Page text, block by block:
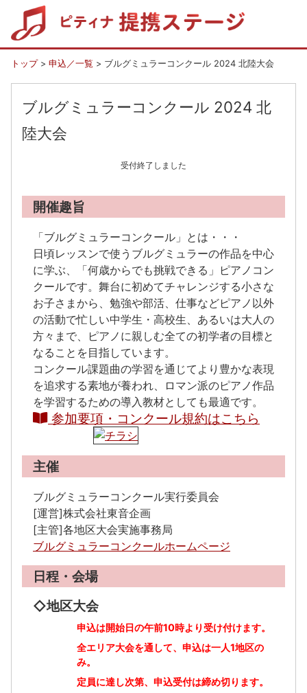
トップ> 申込／一覧 > ブルグミュラーコンクール 2024 北陸大会
ブルグミュラーコンクール 2024 北
陸大会
受付終了しました
開催趣旨
「ブルグミュラーコンクール」とは・・・
日頃レッスンで使うブルグミュラーの作品を中心
に学ぶ、「何歳からでも挑戦できる」ピアノコン
クールです。舞台に初めてチャレンジする小さな
お子さまから、勉強や部活、仕事などピアノ以外
の活動で忙しい中学生・高校生、あるいは大人の
方々まで、ピアノに親しむ全ての初学者の目標と
なることを目指しています。
コンクール課題曲の学習を通じてより豊かな表現
を追求する素地が養われ、ロマン派のピアノ作品
を学習するための導入教材としても最適です。
参加要項・コンクール規約はこちら
主催
ブルグミュラーコンクール実行委員会
[運営]株式会社東音企画
[主管]各地区大会実施事務局
ブルグミュラーコンクールホームページ
日程・会場
◇地区大会
申込は開始日の午前10時より受け付けます。
全エリア大会を通して、申込は一人1地区の
み。
定員に達し次第、申込受付は締め切ります。